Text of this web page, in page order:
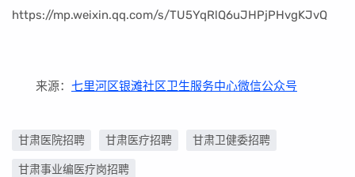
https://mp.weixin.qq.com/s/TU5YqRlQ6uJHPjPHvgKJvQ
来源： 七里河区银滩社区卫生服务中心微信公众号
甘肃医院招聘 甘肃医疗招聘 甘肃卫健委招聘
甘肃事业编医疗岗招聘